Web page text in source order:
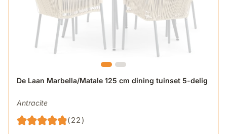
De Laan Marbella/Matale 125 cm dining tuinset 5-delig
Antracite
(22)
De prijs is afhankelijk van de gekozen opties op de